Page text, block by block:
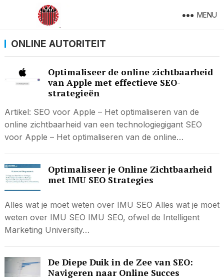
MENU
ONLINE AUTORITEIT
Optimaliseer de online zichtbaarheid
van Apple met effectieve SEO-
strategieën
Artikel: SEO voor Apple – Het optimaliseren van de
online zichtbaarheid van een technologiegigant SEO
voor Apple – Het optimaliseren van de online…
Optimaliseer je Online Zichtbaarheid
met IMU SEO Strategies
Alles wat je moet weten over IMU SEO Alles wat je moet
weten over IMU SEO IMU SEO, ofwel de Intelligent
Marketing University…
De Diepe Duik in de Zee van SEO:
Navigeren naar Online Succes